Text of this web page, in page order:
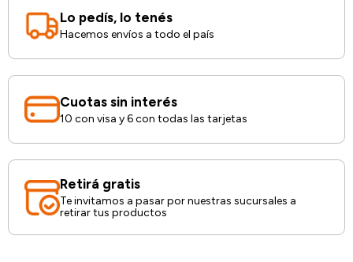
Lo pedís, lo tenés
Hacemos envíos a todo el país
Cuotas sin interés
10 con visa y 6 con todas las tarjetas
Retirá gratis
Te invitamos a pasar por nuestras sucursales a
retirar tus productos